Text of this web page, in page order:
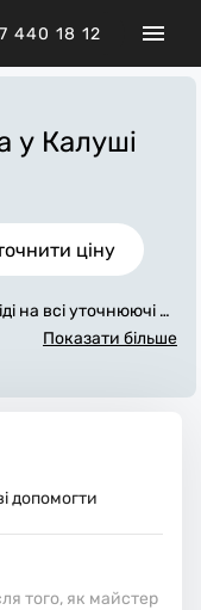
440 18 12
у Калуші
ціну
на всі уточнюючі за
Ми зв'яжемося з вам
робоче місце.
Показати більше
допомогти
того, як майстер